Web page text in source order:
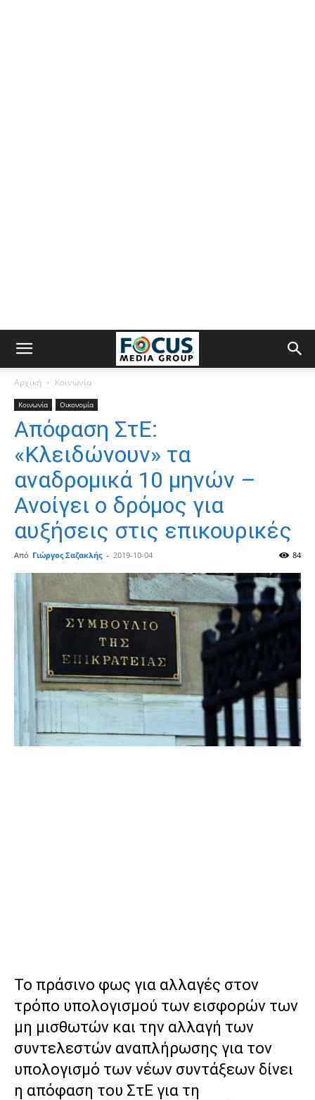
Αρχική Κοινωνία
Κοινωνία Οικονομία
Απόφαση ΣτΕ:
«Κλειδώνουν» τα
αναδρομικά 10 μηνών –
Ανοίγει ο δρόμος για
αυξήσεις στις επικουρικές
Από Γιώργος Σαζακλής - 2019-10-04 84
Το πράσινο φως για αλλαγές στον
τρόπο υπολογισμού των εισφορών των
μη μισθωτών και την αλλαγή των
συντελεστών αναπλήρωσης για τον
υπολογισμό των νέων συντάξεων δίνει
η απόφαση του ΣτΕ για τη